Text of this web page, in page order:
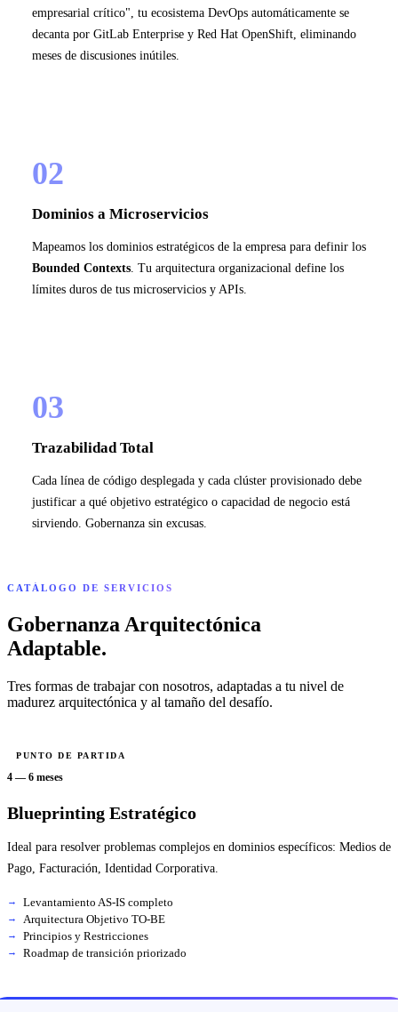
empresarial crítico", tu ecosistema DevOps automáticamente se
decanta por GitLab Enterprise y Red Hat OpenShift, eliminando
meses de discusiones inútiles.
02
Dominios a Microservicios
Mapeamos los dominios estratégicos de la empresa para definir los
Bounded Contexts. Tu arquitectura organizacional define los
límites duros de tus microservicios y APIs.
03
Trazabilidad Total
Cada línea de código desplegada y cada clúster provisionado debe
justificar a qué objetivo estratégico o capacidad de negocio está
sirviendo. Gobernanza sin excusas.
CATÁLOGO DE SERVICIOS
Gobernanza Arquitectónica
Adaptable.
Tres formas de trabajar con nosotros, adaptadas a tu nivel de
madurez arquitectónica y al tamaño del desafío.
PUNTO DE PARTIDA
4 — 6 meses
Blueprinting Estratégico
Ideal para resolver problemas complejos en dominios específicos: Medios de
Pago, Facturación, Identidad Corporativa.
Levantamiento AS-IS completo
Arquitectura Objetivo TO-BE
Principios y Restricciones
Roadmap de transición priorizado